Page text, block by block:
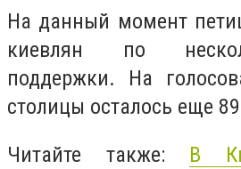
На данный момент
киевлян по
поддержки. На
столицы осталось еще
Читайте также: В